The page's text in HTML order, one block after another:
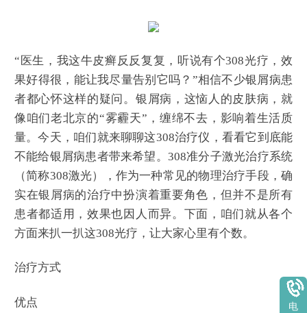
“医生，我这牛皮癣反反复复，听说有个308光疗，效
果好得很，能让我尽量告别它吗？”相信不少银屑病患
者都心怀这样的疑问。银屑病，这恼人的皮肤病，就
像咱们老北京的“雾霾天”，缠绵不去，影响着生活质
量。今天，咱们就来聊聊这308治疗仪，看看它到底能
不能给银屑病患者带来希望。308准分子激光治疗系统
（简称308激光），作为一种常见的物理治疗手段，确
实在银屑病的治疗中扮演着重要角色，但并不是所有
患者都适用，效果也因人而异。下面，咱们就从各个
方面来扒一扒这308光疗，让大家心里有个数。
治疗方式
优点
电